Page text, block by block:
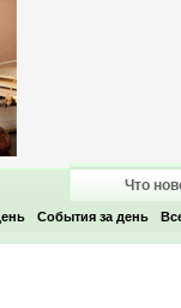
Что
События за день